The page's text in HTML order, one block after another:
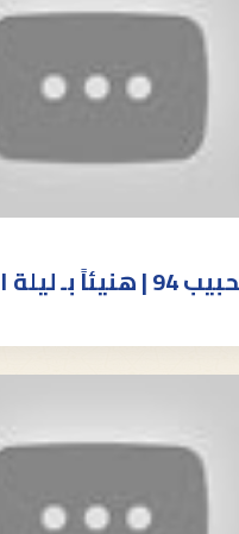
ليلة القدر